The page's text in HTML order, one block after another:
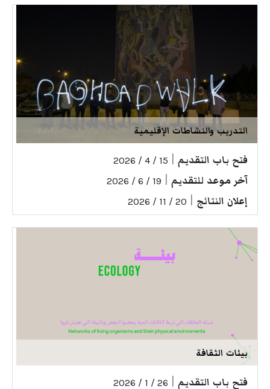
التدريب والنشاطات الإقليمية
فتح باب التقديم 15 / 4 / 2026
آخر موعد للتقديم 19 / 6 / 2026
إعلان النتائج 20 / 11 / 2026
بيئات الثقافة
فتح باب التقديم 26 / 1 / 2026